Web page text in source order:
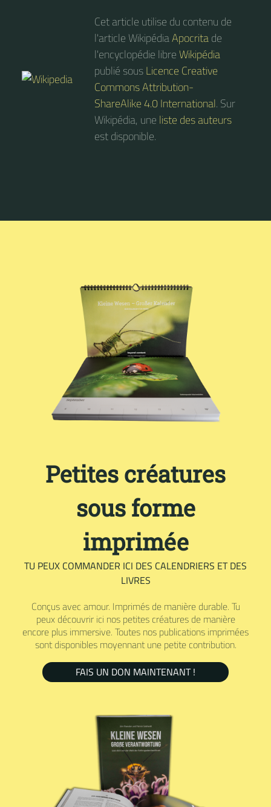
Cet article utilise du contenu de
l'article WikipédiaApocritade
l'encyclopédie libreWikipédia
publié sousLicence Creative
Commons Attribution-
ShareAlike 4.0 International. Sur
Wikipédia, une liste des auteurs
est disponible.
Petites créatures
sous forme
imprimée
TU PEUX COMMANDER ICI DES CALENDRIERS ET DES
LIVRES
Conçus avec amour. Imprimés de manière durable. Tu
peux découvrir ici nos petites créatures de manière
encore plus immersive. Toutes nos publications imprimées
sont disponibles moyennant une petite contribution.
FAIS UN DON MAINTENANT !